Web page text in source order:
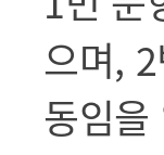
으며,
동임